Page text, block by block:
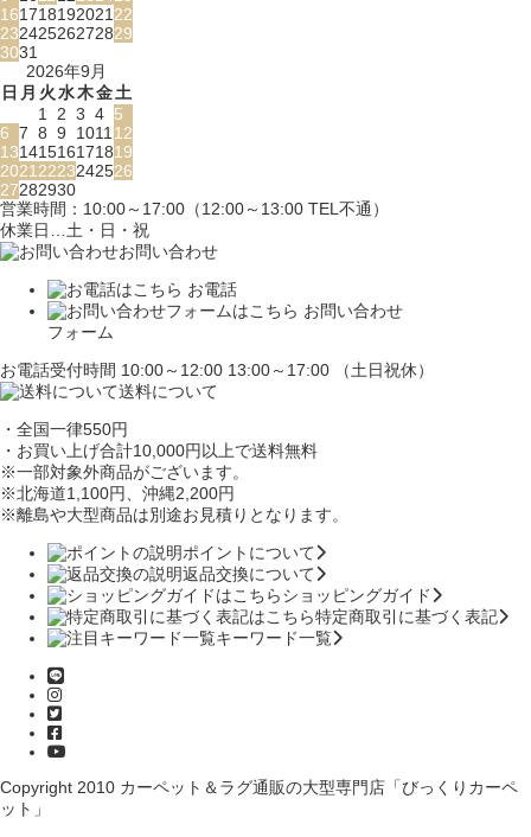
16171819202122
23242526272829
3031
2026年9月
日 月 火水木金土
1 2 3 4 5
6 7 8 9 101112
13141516171819
20212223242526
27282930
営業時間：10:00～17:00（12:00～13:00 TEL不通）
休業日…土・日・祝
お問い合わせ
お電話
お問い合わせ
フォーム
お電話受付時間 10:00～12:00 13:00～17:00 （土日祝休）
送料について
・全国一律550円
・お買い上げ合計10,000円 以上で送料無料
※一部対象外商品がございます。
※北海道1,100円、沖縄2,200円
※離島や大型商品は別途お見積りとなります。
ポイントについて
返品交換について
ショッピングガイド
特定商取引に基づく表記
キーワード一覧
Copyright 2010 カーペット＆ラグ通販の大型専門店「びっくりカーペ
ット」